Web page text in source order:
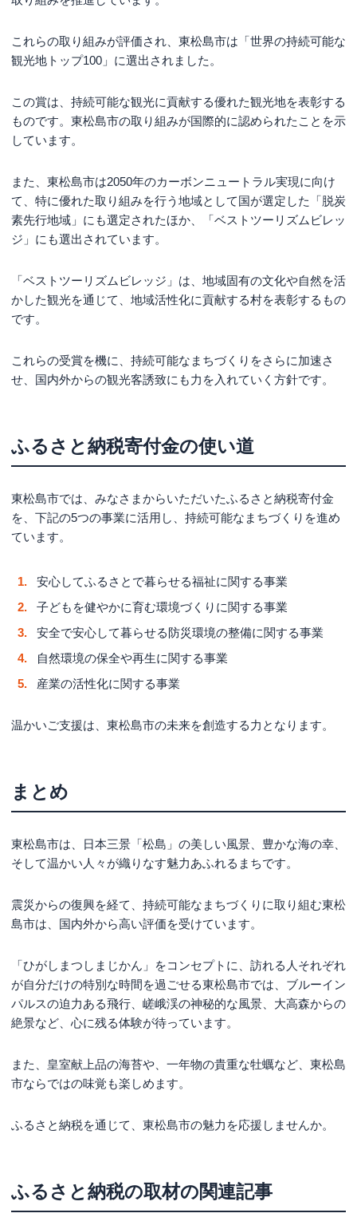
これらの取り組みが評価され、東松島市は「世界の持続可能な
観光地トップ100」に選出されました。
この賞は、持続可能な観光に貢献する優れた観光地を表彰する
ものです。東松島市の取り組みが国際的に認められたことを示
しています。
また、東松島市は2050年のカーボンニュートラル実現に向け
て、特に優れた取り組みを行う地域として国が選定した「脱炭
素先行地域」にも選定されたほか、「ベストツーリズムビレッ
ジ」にも選出されています。
「ベストツーリズムビレッジ」は、地域固有の文化や自然を活
かした観光を通じて、地域活性化に貢献する村を表彰するもの
です。
これらの受賞を機に、持続可能なまちづくりをさらに加速さ
せ、国内外からの観光客誘致にも力を入れていく方針です。
ふるさと納税寄付金の使い道
東松島市では、みなさまからいただいたふるさと納税寄付金
を、下記の5つの事業に活用し、持続可能なまちづくりを進め
ています。
安心してふるさとで暮らせる福祉に関する事業
子どもを健やかに育む環境づくりに関する事業
安全で安心して暮らせる防災環境の整備に関する事業
自然環境の保全や再生に関する事業
産業の活性化に関する事業
温かいご支援は、東松島市の未来を創造する力となります。
まとめ
東松島市は、日本三景「松島」の美しい風景、豊かな海の幸、
そして温かい人々が織りなす魅力あふれるまちです。
震災からの復興を経て、持続可能なまちづくりに取り組む東松
島市は、国内外から高い評価を受けています。
「ひがしまつしまじかん」をコンセプトに、訪れる人それぞれ
が自分だけの特別な時間を過ごせる東松島市では、ブルーイン
パルスの迫力ある飛行、嵯峨渓の神秘的な風景、大高森からの
絶景など、心に残る体験が待っています。
また、皇室献上品の海苔や、一年物の貴重な牡蠣など、東松島
市ならではの味覚も楽しめます。
ふるさと納税を通じて、東松島市の魅力を応援しませんか。
ふるさと納税の取材の関連記事